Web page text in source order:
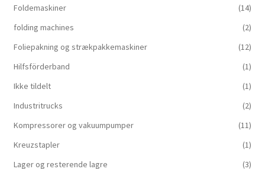
Foldemaskiner
(14)
folding machines
(2)
Foliepakning og strækpakkemaskiner
(12)
Hilfsförderband
(1)
Ikke tildelt
(1)
Industritrucks
(2)
Kompressorer og vakuumpumper
(11)
Kreuzstapler
(1)
Lager og resterende lagre
(3)